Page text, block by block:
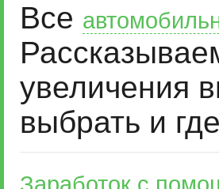
Все
увеличения
выбрать и